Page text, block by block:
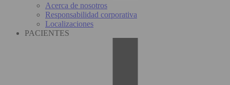
Acerca de nosotros
Responsabilidad corporativa
Localizaciones
PACIENTES